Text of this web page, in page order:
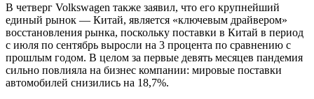
В четверг Volkswagen также заявил, что его крупнейший
единый рынок — Китай, является «ключевым драйвером»
восстановления рынка, поскольку поставки в Китай в период
с июля по сентябрь выросли на 3 процента по сравнению с
прошлым годом. В целом за первые девять месяцев пандемия
сильно повлияла на бизнес компании: мировые поставки
автомобилей снизились на 18,7%.